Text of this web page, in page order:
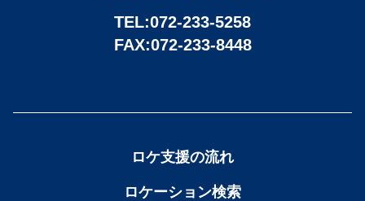
TEL:072-233-5258
FAX:072-233-8448
ロケ支援の流れ
ロケーション検索